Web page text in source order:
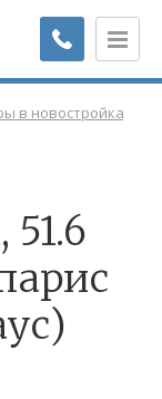
в новостройках